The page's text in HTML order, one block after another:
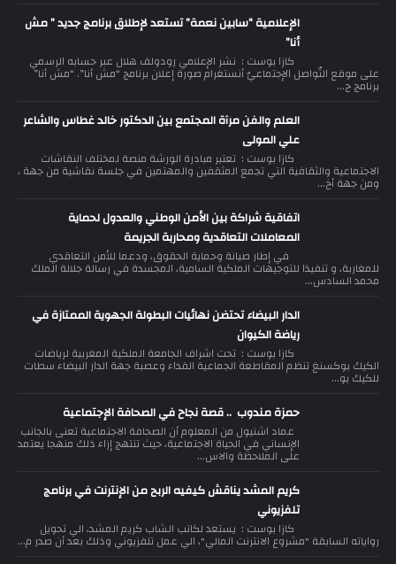
الإعلامية “سابين نعمة” تستعد لإطلاق برنامج جديد ” مش
أنا”
كازا بوست : نشر الإعلامي رودولف هلال عبر حسابه الرسمي
على موقع التّواصل الإجتماعيّ أنستغرام صورة إعلان برنامج “مش أنا”. “مش أنا”
برنامج ج...
العلم والفن مرآة المجتمع بين الدكتور خالد غطاس والشاعر
علي المولى
كازا بوست : تعتبر مبادرة الورشة منصة لمختلف النقاشات
الاجتماعية والثقافية التي تجمع المثقفين والمهتمين في جلسة نقاشية من جهة ،
ومن جهة أخ...
اتفاقية شراكة بين الأمن الوطني والعدول لحماية
المعاملات التعاقدية ومحاربة الجريمة
في إطار صيانة وحماية الحقوق، ودعما للأمن التعاقدي
للمغاربة، و تنفيذا للتوجيهات الملكية السامية، المجسدة في رسالة جلالة الملك
محمد السادس...
الدار البيضاء تحتضن نهائيات البطولة الجهوية الممتازة في
رياضة الكيوان
كازا بوست : تحت اشراف الجامعة الملكية المغربية لرياضات
الكيك بوكسنغ تنظم المقاطعة الجماعية الفداء وعصبة جهة الدار البيضاء سطات
للكيك بو...
حمزة مندوب .. قصة نجاح في الصحافة الإجتماعية
عماد اشنيول من المعلوم أن الصحافة الاجتماعية تعنى بالجانب
الإنساني في الحياة الاجتماعية، حيث تنتهج إزاء ذلك منهجا يعتمد
على الملاحظة والاس...
كريم المشد يناقش كيفيه الربح من الإنترنت في برنامج
تلفزيوني
كازا بوست : يستعد لكاتب الشاب كريم المشد، الي تحويل
رواياته السابقة "مشروع الانترنت المالي"، الي عمل تلفزيوني وذلك بعد أن صدر م...